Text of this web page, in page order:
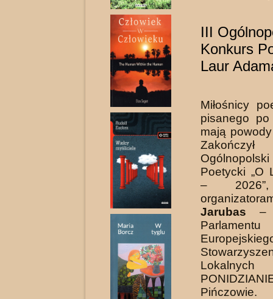
III
Konkurs
Laur
Miłośnicy
pisanego
mają
Poetycki „O
–
Jarubas –
Parlamentu
Pińczowie.